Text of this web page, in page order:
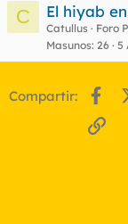
C El hiyab
Catullus
Foro
Masunos 26 5
Compartir: